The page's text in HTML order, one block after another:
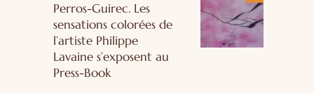
Perros-Guirec. Les
sensations colorées de
l’artiste Philippe
Lavaine s’exposent au
Press-Book